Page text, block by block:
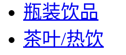
瓶装饮品
茶叶/热饮